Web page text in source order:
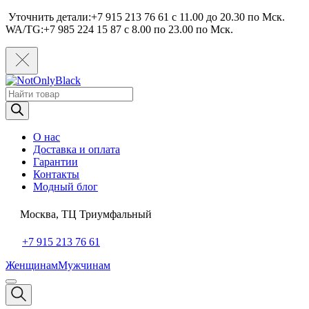
Уточнить детали:+7 915 213 76 61 c 11.00 до 20.30 по Мcк.
WA/TG:+7 985 224 15 87 c 8.00 по 23.00 по Мcк.
Поиск
товаров
О нас
Доставка и оплата
Гарантии
Контакты
Модный блог
Москва, ТЦ Триумфальный
+7 915 213 76 61
ЖенщинамМужчинам